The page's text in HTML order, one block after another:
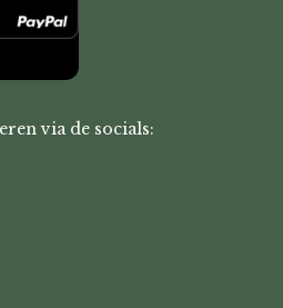
via de socials: